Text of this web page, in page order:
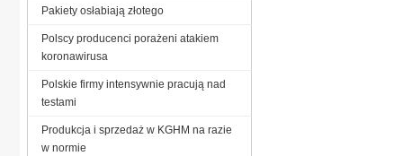
Pakiety osłabiają złotego
Polscy producenci porażeni atakiem
koronawirusa
Polskie firmy intensywnie pracują nad
testami
Produkcja i sprzedaż w KGHM na razie
w normie